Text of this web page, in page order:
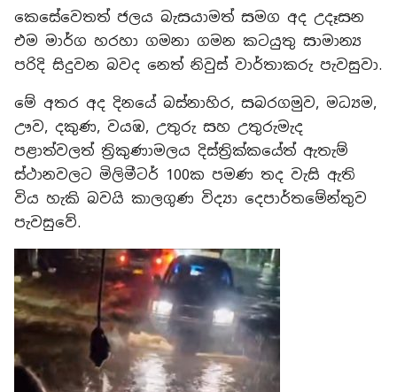
කෙසේවෙතත් ජලය බැසයාමත් සමග අද උදෑසන
එම මාර්ග හරහා ගමනා ගමන කටයුතු සාමාන්‍ය
පරිදි සිදුවන බවද නෙත් නිවුස් වාර්තාකරු පැවසුවා.
මේ අතර අද දිනයේ බස්නාහිර, සබරගමුව, මධ්‍යම,
ඌව, දකුණ, වයඹ, උතුරු සහ උතුරුමැද
පළාත්වලත් ත්‍රිකුණාමලය දිස්ත්‍රික්කයේත් ඇතැම්
ස්ථානවලට මිලිමීටර් 100ක පමණ තද වැසි ඇති
විය හැකි බවයි කාලගුණ විද්‍යා දෙපාර්තමේන්තුව
පැවසුවේ.